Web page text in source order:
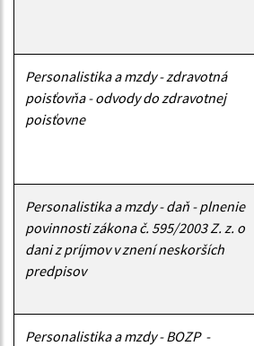
Personalistika a mzdy - zdravotná
poisťovňa - odvody do zdravotnej
poisťovne
Personalistika a mzdy - daň - plnenie
povinnosti zákona č. 595/2003 Z. z. o
dani z príjmov v znení neskorších
predpisov
Personalistika a mzdy - BOZP -